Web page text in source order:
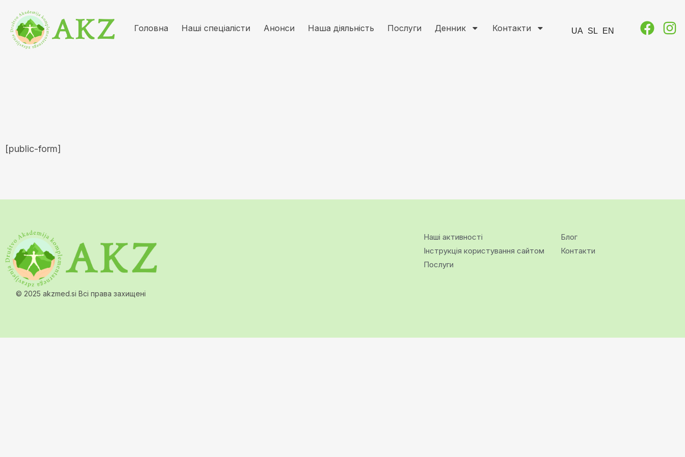
Головна Наші спеціалісти Анонси Наша діяльність Послуги Денник Контакти UA SL EN
[public-form]
© 2025 akzmed.si Всі права захищені
Наші активності
Інструкція користування сайтом
Послуги
Блог
Контакти